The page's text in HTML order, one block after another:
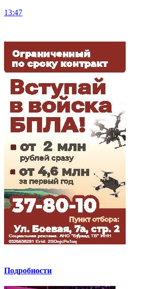
13:47
Подробности